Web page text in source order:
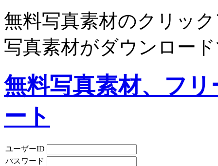
無料写真素材のクリッ
写真素材がダウンロー
無料写真素材、フ
ート
ユーザーID
パスワード